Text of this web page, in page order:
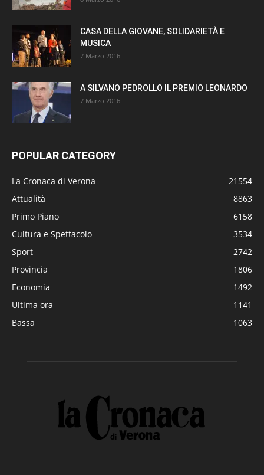
CASA DELLA GIOVANE, SOLIDARIETÀ E
MUSICA
7 Marzo 2016
A SILVANO PEDROLLO IL PREMIO LEONARDO
7 Marzo 2016
POPULAR CATEGORY
La Cronaca di Verona
21554
Attualità
8863
Primo Piano
6158
Cultura e Spettacolo
3534
Sport
2742
Provincia
1806
Economia
1492
Ultima ora
1141
Bassa
1063